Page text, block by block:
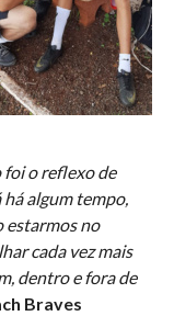
foi o reflexo de
algum tempo,
estarmos no
cada vez mais
dentro e fora de
Braves